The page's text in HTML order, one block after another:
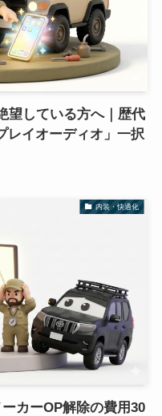
望している方へ｜歴代
レイオーディオ」一択
内装・快適化
カーOP解除の費用30